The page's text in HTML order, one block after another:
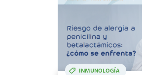
INMUNOLOGÍA